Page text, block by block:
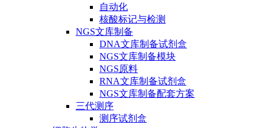
自动化
核酸标记与检测
NGS文库制备
DNA文库制备试剂盒
NGS文库制备模块
NGS原料
RNA文库制备试剂盒
NGS文库制备配套方案
三代测序
测序试剂盒